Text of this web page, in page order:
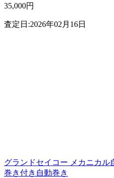
35,000円
査定日:2026年02月16日
グランドセイコー メカニカル
巻き付き自動巻き